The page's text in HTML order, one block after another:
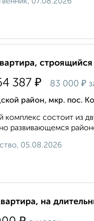
07.08.2026
387 ₽ 83 000 ₽
район, мкр. пос.
комплекс состоит из
развивающемся
05.08.2026
на